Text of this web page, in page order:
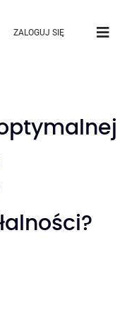
ZALOGUJ SIĘ